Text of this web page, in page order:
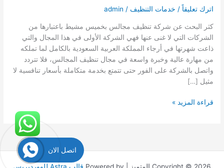
اترك تعليقاً / خدمات التنظيف /
admin
كثر البحث عن شركة تنظيف مجالس بخميس مشيط باعتبارها من
الشركات التي لا غنى عنها فهي الشركة الأولى في هذا المجال والتي
ذاعت شهرتها في أرجاء المملكة العربية السعودية بالكامل لما تملكه
من مهارة عالية وخبرة واسعة في مجال تنظيف المجالس، فلا تتردد
واتصل بالشركة على الفور حتى تتمتع بخدمة متكاملة بأسعار تنافسية لا
مثيل […]
شركة
قراءة المزيد »
اتصل الان